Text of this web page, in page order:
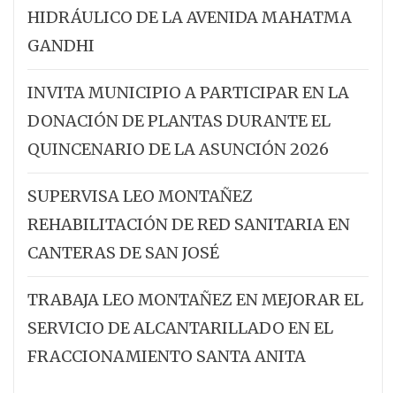
HIDRÁULICO DE LA AVENIDA MAHATMA
GANDHI
INVITA MUNICIPIO A PARTICIPAR EN LA
DONACIÓN DE PLANTAS DURANTE EL
QUINCENARIO DE LA ASUNCIÓN 2026
SUPERVISA LEO MONTAÑEZ
REHABILITACIÓN DE RED SANITARIA EN
CANTERAS DE SAN JOSÉ
TRABAJA LEO MONTAÑEZ EN MEJORAR EL
SERVICIO DE ALCANTARILLADO EN EL
FRACCIONAMIENTO SANTA ANITA